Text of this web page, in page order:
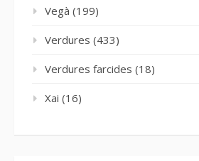
Vegà (199)
Verdures (433)
Verdures farcides (18)
Xai (16)